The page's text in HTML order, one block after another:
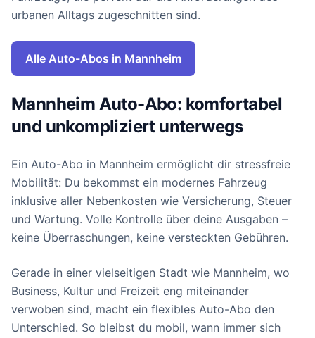
urbanen Alltags zugeschnitten sind.
Alle Auto-Abos in Mannheim
Mannheim Auto-Abo: komfortabel
und unkompliziert unterwegs
Ein Auto-Abo in Mannheim ermöglicht dir stressfreie
Mobilität: Du bekommst ein modernes Fahrzeug
inklusive aller Nebenkosten wie Versicherung, Steuer
und Wartung. Volle Kontrolle über deine Ausgaben –
keine Überraschungen, keine versteckten Gebühren.
Gerade in einer vielseitigen Stadt wie Mannheim, wo
Business, Kultur und Freizeit eng miteinander
verwoben sind, macht ein flexibles Auto-Abo den
Unterschied. So bleibst du mobil, wann immer sich